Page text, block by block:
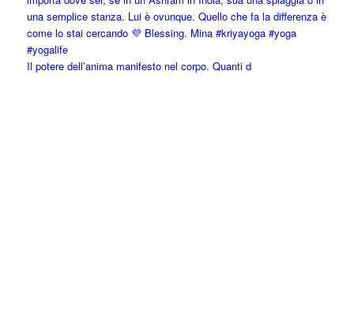
Il potere dell’anima manifesto nel corpo. Quanti d